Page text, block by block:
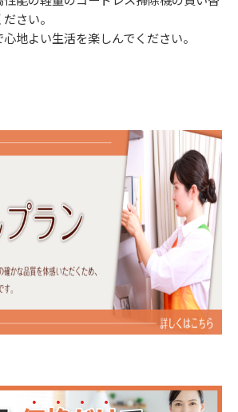
さい。
地よい生活を楽しんでください。